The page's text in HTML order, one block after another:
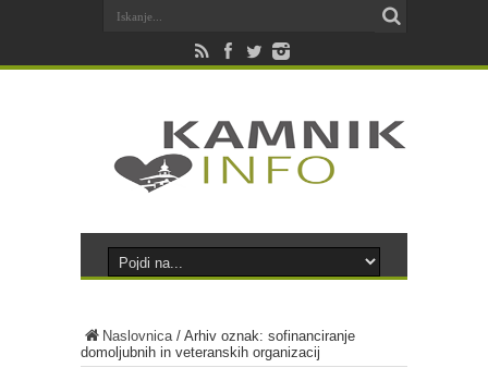
Naslovnica/ Arhiv oznak: sofinanciranje
domoljubnih in veteranskih organizacij